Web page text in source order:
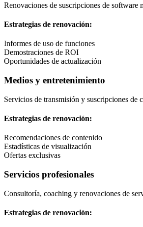
Renovaciones de suscripciones de software
Estrategias de renovación:
Informes de uso de funciones
Demostraciones de ROI
Oportunidades de actualización
Medios y entretenimiento
Servicios de transmisión y suscripciones de
Estrategias de renovación:
Recomendaciones de contenido
Estadísticas de visualización
Ofertas exclusivas
Servicios profesionales
Consultoría, coaching y renovaciones de
Estrategias de renovación: